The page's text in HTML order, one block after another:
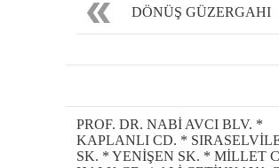
DÖNÜŞ GÜZERGAHI
PROF. DR. NABİ AVCI BLV. *
KAPLANLI CD. *
SK. * YENİŞEN SK. * MİLLET